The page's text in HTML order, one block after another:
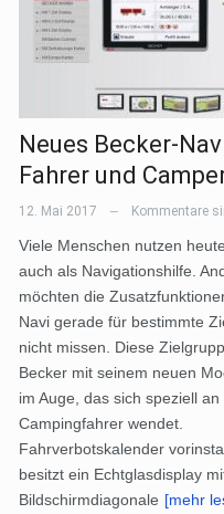
Neues Becker-
Fahrer und
12. Mai 2017 — Kommentare
Viele Menschen nutzen
auch als Navigationshilfe.
möchten die
Navi gerade für bestimmte
nicht missen. Diese
Becker mit seinem neuen
im Auge, das sich speziell an
Campingfahrer wendet.
Fahrverbotskalender
besitzt ein Echtglasdisplay
Bildschirmdiagonale [mehr